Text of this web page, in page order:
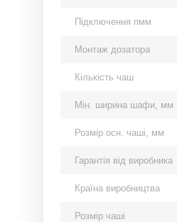
Підключення пмм
Монтаж дозатора
Кількість чаш
Мін. ширина шафи, мм
Розмір осн. чаші, мм
Гарантія від виробника
Країна виробництва
Розмір чаші